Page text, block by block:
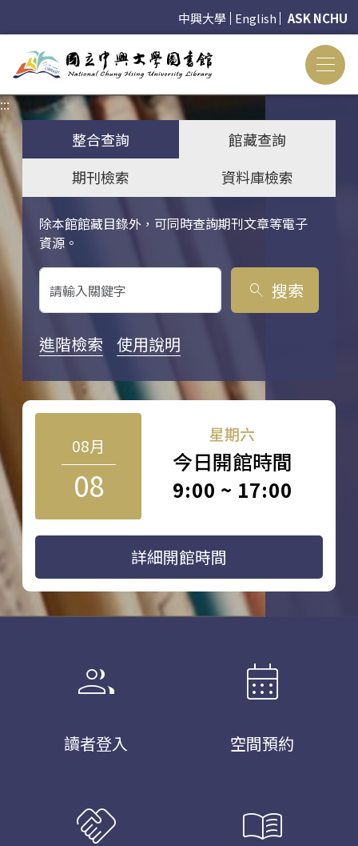
中興大學 English ASK NCHU
:::
整合查詢
館藏查詢
期刊檢索
資料庫檢索
除本館館藏目錄外，可同時查詢期刊文章等電子
資源。
關鍵字搜尋
search 搜索
進階檢索 使用說明
08月
08
星期六
今日開館時間
9:00 ~ 17:00
詳細開館時間
group
讀者登入
calendar_month
空間預約
handshake menu_book